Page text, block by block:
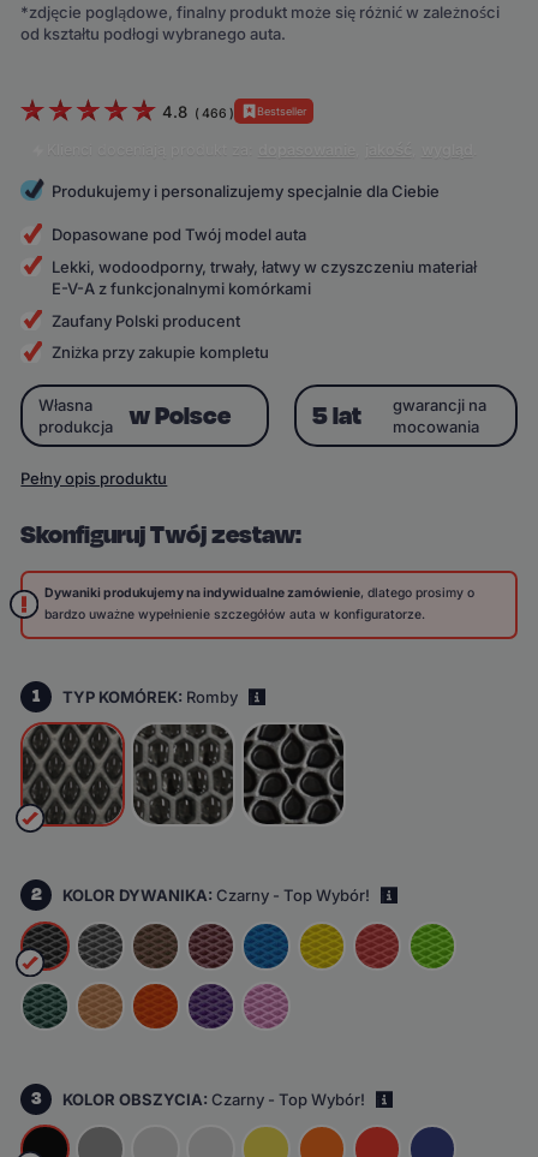
*zdjęcie poglądowe, finalny produkt może się różnić w zależności
od kształtu podłogi wybranego auta.
4.8 ( 466 ) Bestseller
Klienci doceniają produkt za: dopasowanie wygląd
Produkujemy i personalizujemy specjalnie dla Ciebie
Dopasowane pod Twój model auta
Lekki, wodoodporny, trwały, łatwy w czyszczeniu materiał
E-V-A z funkcjonalnymi komórkami
Zaufany Polski producent
Zniżka przy zakupie kompletu
Skonfiguruj Twój zestaw:
Dywaniki produkujemy na indywidualne zamówienie, dlatego prosimy o
bardzo uważne wypełnienie szczegółów auta w konfiguratorze.
1 TYP KOMÓREK: Romby
2 KOLOR DYWANIKA:Czarny - Top Wybór!
3 KOLOR OBSZYCIA:Czarny - Top Wybór!
Własna
produkcja
w Polsce 5 lat
gwarancji na
mocowania
Pełny opis produktu